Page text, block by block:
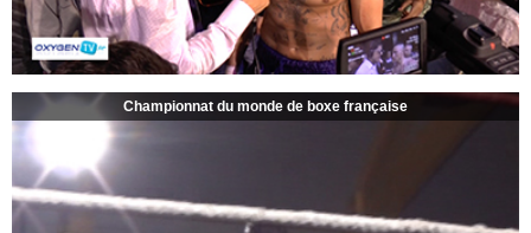
Championnat du monde de boxe française